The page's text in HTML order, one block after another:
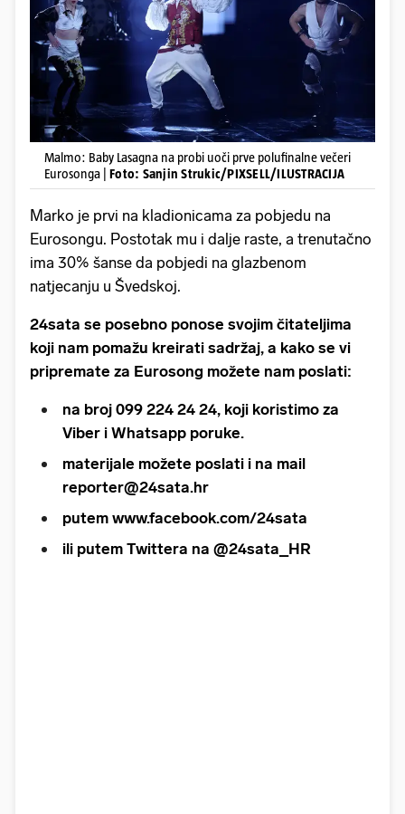
Malmo: Baby Lasagna na probi uoči prve polufinalne večeri
Eurosonga | Foto: Sanjin Strukic/PIXSELL/ILUSTRACIJA
Marko je prvi na kladionicama za pobjedu na
Eurosongu. Postotak mu i dalje raste, a trenutačno
ima 30% šanse da pobjedi na glazbenom
natjecanju u Švedskoj.
24sata se posebno ponose svojim čitateljima
koji nam pomažu kreirati sadržaj, a kako se vi
pripremate za Eurosong možete nam poslati:
na broj 099 224 24 24, koji koristimo za
Viber i Whatsapp poruke.
materijale možete poslati i na mail
reporter@24sata.hr
putem www.facebook.com/24sata
ili putem Twittera na @24sata_HR